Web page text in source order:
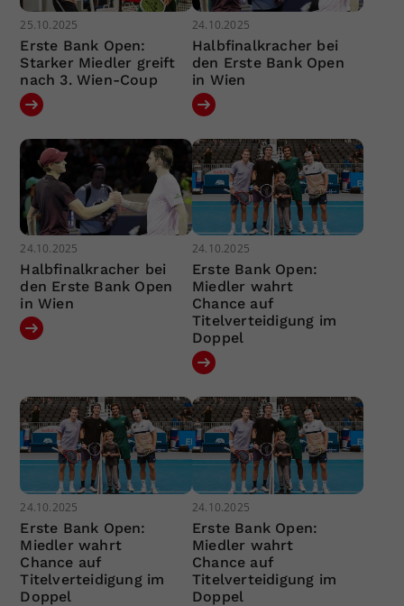
25.10.2025
Erste Bank Open:
Starker Miedler greift
nach 3. Wien-Coup
24.10.2025
Halbfinalkracher bei
den Erste Bank Open
in Wien
24.10.2025
Halbfinalkracher bei
den Erste Bank Open
in Wien
24.10.2025
Erste Bank Open:
Miedler wahrt
Chance auf
Titelverteidigung im
Doppel
24.10.2025
Erste Bank Open:
Miedler wahrt
Chance auf
Titelverteidigung im
Doppel
24.10.2025
Erste Bank Open:
Miedler wahrt
Chance auf
Titelverteidigung im
Doppel